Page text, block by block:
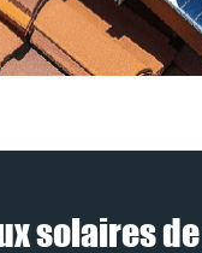
solaires